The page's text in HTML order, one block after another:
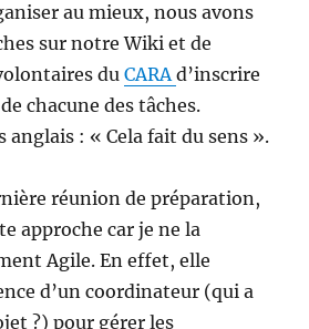
au mieux, nous avons
sur notre Wiki et de
duCARAd’inscrire
chacune des tâches.
anglais : « Cela fait du sens ».
réunion de préparation,
approche car je ne la
Agile. En effet, elle
d’un coordinateur (qui a
?) pour gérer les